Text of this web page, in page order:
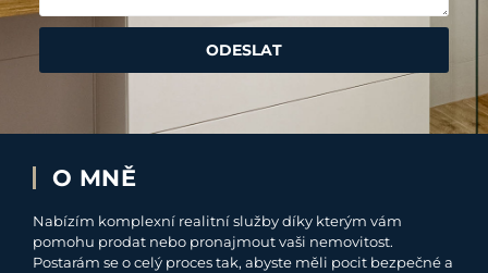
ODESLAT
O MNĚ
Nabízím komplexní realitní služby díky kterým vám
pomohu prodat nebo pronajmout vaši nemovitost.
Postarám se o celý proces tak, abyste měli pocit bezpečné a